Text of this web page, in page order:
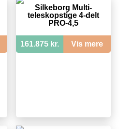
Silkeborg Multi-
teleskopstige 4-delt
PRO-4,5
161.875 kr. Vis mere